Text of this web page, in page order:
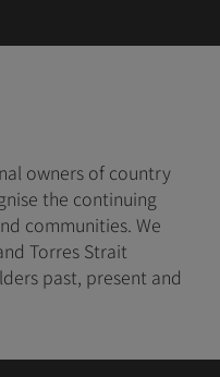
owners of country
the continuing
communities. We
Torres Strait
past, present and